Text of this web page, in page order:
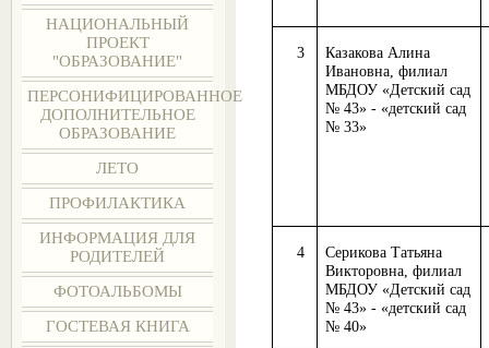
НАЦИОНАЛЬНЫЙ
ПРОЕКТ
"ОБРАЗОВАНИЕ"
ПЕРСОНИФИЦИРОВАННОЕ
ДОПОЛНИТЕЛЬНОЕ
ОБРАЗОВАНИЕ
ЛЕТО
ПРОФИЛАКТИКА
ИНФОРМАЦИЯ ДЛЯ
РОДИТЕЛЕЙ
ФОТОАЛЬБОМЫ
ГОСТЕВАЯ КНИГА
3
Казакова Алина
Ивановна, филиал
МБДОУ «Детский сад
№ 43» - «детский сад
№ 33»
4
Серикова Татьяна
Викторовна, филиал
МБДОУ «Детский сад
№ 43» - «детский сад
№ 40»